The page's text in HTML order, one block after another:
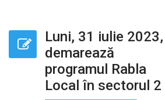
Luni, 31 iulie 2023,
demarează
programul Rabla
Local în sectorul 2